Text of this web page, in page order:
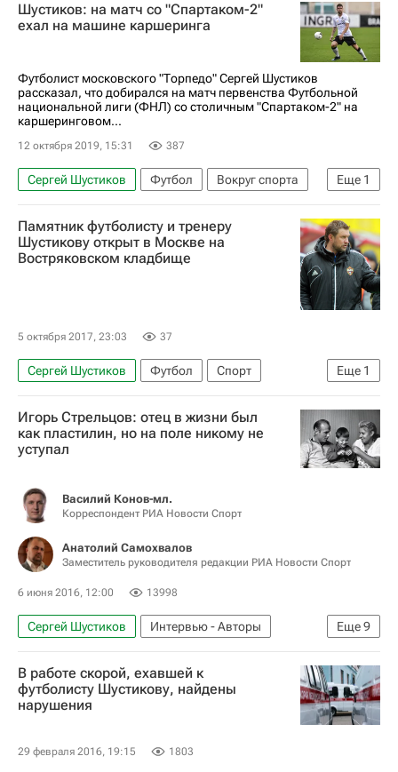
Шустиков: на матч со "Спартаком-2"
ехал на машине каршеринга
Футболист московского "Торпедо" Сергей Шустиков
рассказал, что добирался на матч первенства Футбольной
национальной лиги (ФНЛ) со столичным "Спартаком-2" на
каршеринговом...
12 октября 2019, 15:31 387
Еще 1
Сергей Шустиков Футбол
Вокруг спорта
Торпедо (Москва)
Памятник футболисту и тренеру
Шустикову открыт в Москве на
Востряковском кладбище
5 октября 2017, 23:03 37
Еще 1
Сергей Шустиков Футбол
Спорт
ПФК ЦСКА
Игорь Стрельцов: отец в жизни был
как пластилин, но на поле никому не
уступал
Василий Конов-мл.
Корреспондент РИА Новости Спорт
Анатолий Самохвалов
Заместитель руководителя редакции РИА Новости Спорт
6 июня 2016, 12:00 13998
Еще9
Сергей Шустиков
Интервью - Авторы
Аналитика
Футбол
Спорт
Никита Симонян
Анзор Кавазашвили
Спартак Москва
В работе скорой, ехавшей к
футболисту Шустикову, найдены
нарушения
29 февраля 2016, 19:15 1803